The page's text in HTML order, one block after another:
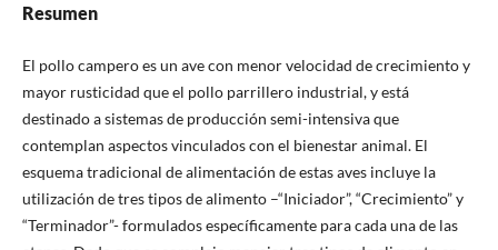
Resumen
El pollo campero es un ave con menor velocidad de crecimiento y
mayor rusticidad que el pollo parrillero industrial, y está
destinado a sistemas de producción semi-intensiva que
contemplan aspectos vinculados con el bienestar animal. El
esquema tradicional de alimentación de estas aves incluye la
utilización de tres tipos de alimento –“Iniciador”, “Crecimiento” y
“Terminador”- formulados específicamente para cada una de las